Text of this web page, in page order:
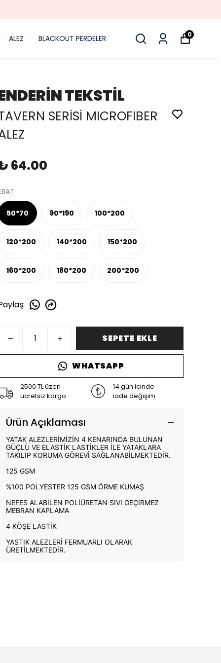
ALEZ BLACKOUT PERDELER 0
TEKSTİL
SERİSİ MICROFIBER
64.00
50*70 90*190 100*200
120*200 140*200 150*200
160*200 180*200 200*200
:
SEPETE EKLE
WHATSAPP
2500 TL üzeri
ücretsiz kargo
14 gün içinde
iade değişim
Ürün Açıklaması
YATAK ALEZLERİMİZİN 4 KENARINDA BULUNAN
GÜÇLÜ VE ELASTİK LASTİKLER İLE YATAKLARA
TAKILIP KORUMA GÖREVİ SAĞLANABİLMEKTEDİR.
125 GSM
%100 POLYESTER 125 GSM ÖRME KUMAŞ
NEFES ALABİLEN POLİÜRETAN SIVI GEÇİRMEZ
MEBRAN KAPLAMA
4 KÖŞE LASTİK
YASTIK ALEZLERİ FERMUARLI OLARAK
ÜRETİLMEKTEDİR.